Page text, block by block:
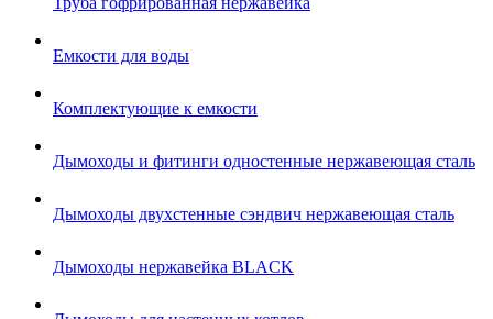
Емкости для воды
Комплектующие к емкости
Дымоходы и фитинги одностенные нержавеющая сталь
Дымоходы двухстенные сэндвич нержавеющая сталь
Дымоходы нержавейка BLACK